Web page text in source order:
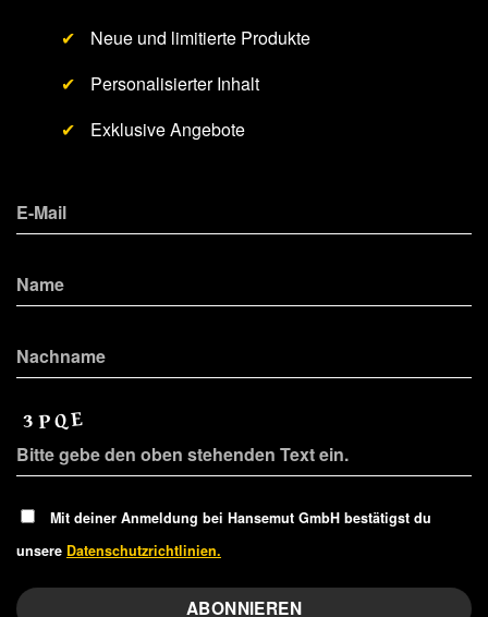
✔
Neue und limitierte Produkte
✔
Personalisierter Inhalt
✔
Exklusive Angebote
Mit deiner Anmeldung bei Hansemut GmbH bestätigst du
unsere Datenschutzrichtlinien.